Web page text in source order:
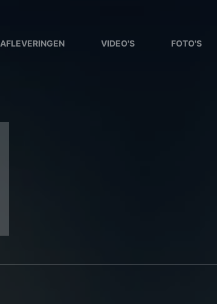
AFLEVERINGEN VIDEO'S FOTO'S